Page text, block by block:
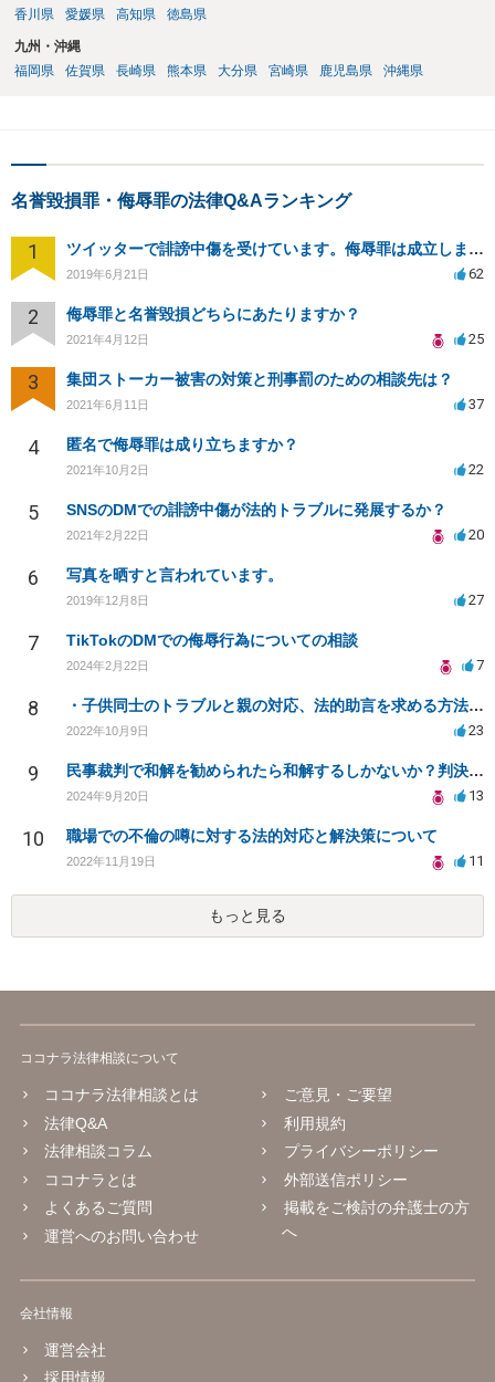
香川県
愛媛県 高知県 徳島県
九州・沖縄
福岡県
佐賀県 長崎県 熊本県 大分県 宮崎県 鹿児島県 沖縄県
名誉毀損罪・侮辱罪の法律Q&Aランキング
1 ツイッターで誹謗中傷を受けています。侮辱罪は成立しますか？
2019年6月21日 62
2 侮辱罪と名誉毀損どちらにあたりますか？
2021年4月12日 25
3 集団ストーカー被害の対策と刑事罰のための相談先は？
2021年6月11日 37
4 匿名で侮辱罪は成り立ちますか？
2021年10月2日 22
5 SNSのDMでの誹謗中傷が法的トラブルに発展するか？
2021年2月22日 20
6 写真を晒すと言われています。
2019年12月8日 27
7 TikTokのDMでの侮辱行為についての相談
2024年2月22日 7
8 ・子供同士のトラブルと親の対応、法的助言を求める方法は？
2022年10月9日 23
9 民事裁判で和解を勧められたら和解するしかないか？判決で大きく結果が変わることはありますか？
2024年9月20日 13
10 職場での不倫の噂に対する法的対応と解決策について
2022年11月19日 11
もっと見る
ココナラ法律相談について
ココナラ法律相談とは
法律Q&A
法律相談コラム
ココナラとは
よくあるご質問
運営へのお問い合わせ
ご意見・ご要望
利用規約
プライバシーポリシー
外部送信ポリシー
掲載をご検討の弁護士の方
へ
会社情報
運営会社
採用情報